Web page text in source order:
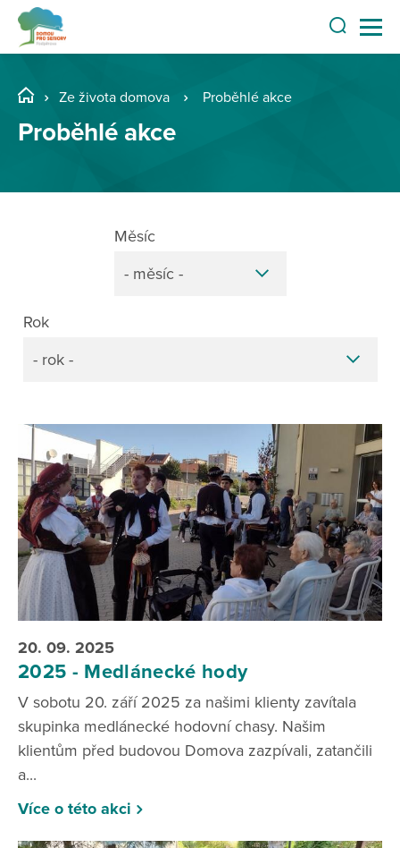
Ze života domova Proběhlé akce
Proběhlé akce
Rok
- rok -
Měsíc
- měsíc -
20. 09. 2025
2025 - Medlánecké hody
V sobotu 20. září 2025 za našimi klienty zavítala
skupinka medlánecké hodovní chasy. Našim
klientům před budovou Domova zazpívali, zatančili
a...
Více o této akci